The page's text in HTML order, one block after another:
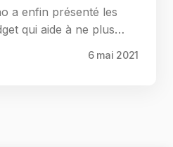
a enfin présenté les
qui aide à ne plus…
6 mai 2021